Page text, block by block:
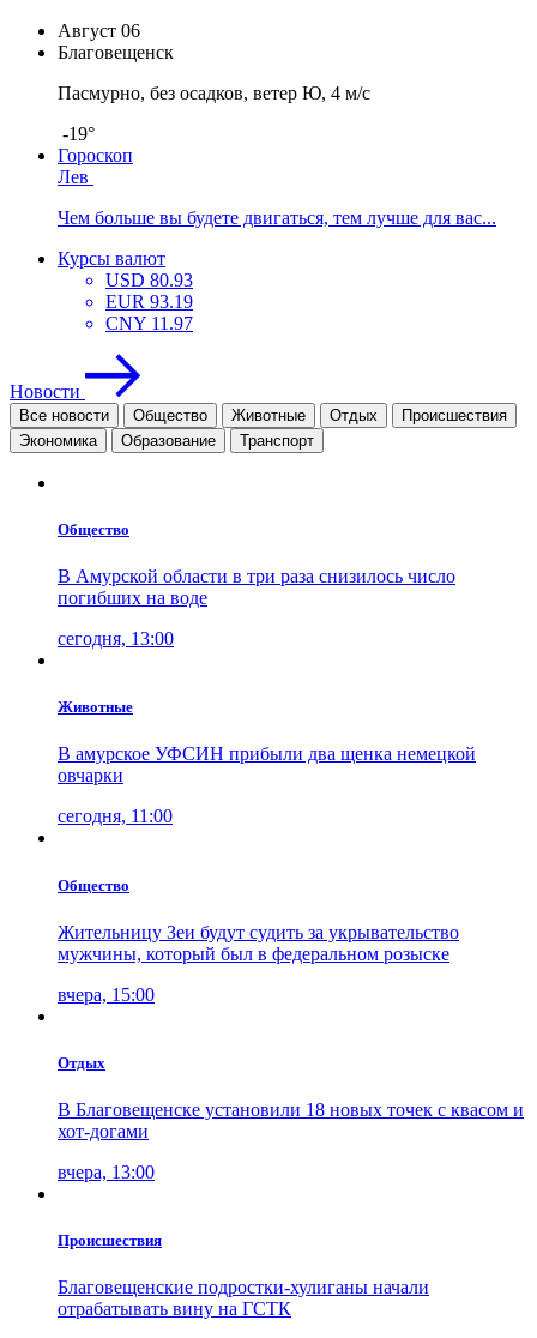
Август 06
Благовещенск
Пасмурно, без осадков, ветер Ю, 4 м/с
-19°
Гороскоп
Лев
Чем больше вы будете двигаться, тем лучше для вас...
Курсы валют
USD 80.93
EUR 93.19
CNY 11.97
Новости
Все новости Общество Животные Отдых
Проиcшествия
Экономика
Образование Транспорт
Общество
В Амурской области в три раза снизилось число
погибших на воде
сегодня, 13:00
Животные
В амурское УФСИН прибыли два щенка немецкой
овчарки
сегодня, 11:00
Общество
Жительницу Зеи будут судить за укрывательство
мужчины, который был в федеральном розыске
вчера, 15:00
Отдых
В Благовещенске установили 18 новых точек с квасом и
хот-догами
вчера, 13:00
Проиcшествия
Благовещенские подростки-хулиганы начали
отрабатывать вину на ГСТК